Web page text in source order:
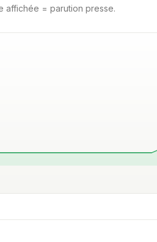
affichée = parution presse.